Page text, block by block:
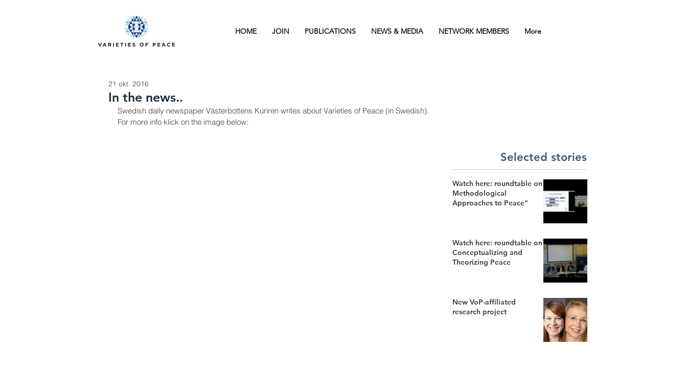
HOME JOIN PUBLICATIONS NEWS & MEDIA NETWORK MEMBERS More
In the news..
21 okt. 2016
Swedish daily newspaper Västerbottens Kuriren writes about Varieties of Peace (in Swedish).
For more info klick on the image below:
Selected stories
Watch here: roundtable on
Methodological
Approaches to Peace"
Watch here: roundtable on
Conceptualizing and
Theorizing Peace
New VoP-affiliated
research project